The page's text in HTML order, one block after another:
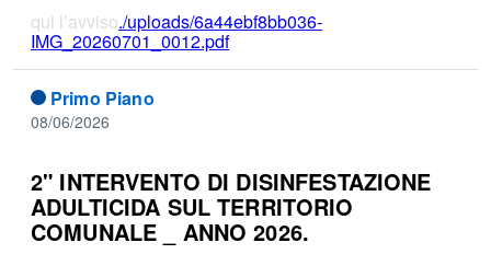
qui l’avviso./uploads/6a44ebf8bb036-
IMG_20260701_0012.pdf
Primo Piano
08/06/2026
2" INTERVENTO DI DISINFESTAZIONE
ADULTICIDA SUL TERRITORIO
COMUNALE _ ANNO 2026.